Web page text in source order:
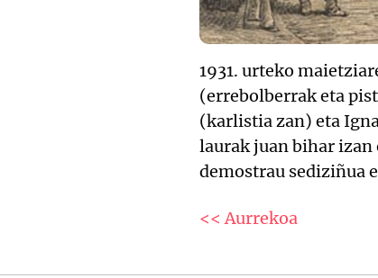
1931. urteko
(errebolberrak eta
(karlistia zan) eta
laurak juan bihar izan
demostrau sediziñua
<< Aurrekoa